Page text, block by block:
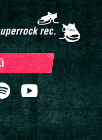
Inhalt springen